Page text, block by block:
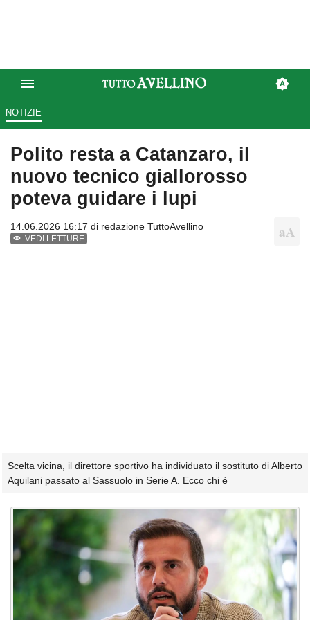
NOTIZIE
Polito resta a Catanzaro, il
nuovo tecnico giallorosso
poteva guidare i lupi
14.06.2026 16:17 di redazione TuttoAvellino
VEDI LETTURE
Scelta vicina, il direttore sportivo ha individuato il sostituto di Alberto
Aquilani passato al Sassuolo in Serie A. Ecco chi è